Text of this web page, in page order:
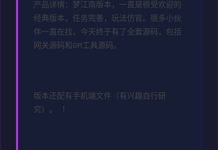
产品详情：梦江南版本，一直是很受欢迎的
经典版本，任务完善，玩法仿官。很多小伙
伴一直在找，今天终于有了全套源码，包括
网关源码和GM工具源码。
版本还配有手机端文件（有兴趣自行研
究）。 ！